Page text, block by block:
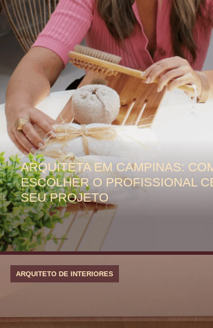
ARQUITETA EM CAMPINAS:
ESCOLHER O PROFISSIONAL
SEU PROJETO
ARQUITETO DE INTERIORES